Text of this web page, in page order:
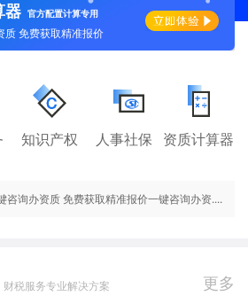
器 官方配置计算专用
质 免费获取精准报价
知识产权 人事社保 资质计算器
咨询办资质 免费获取精准报价一键咨询办资....
财税服务专业解决方案 更多